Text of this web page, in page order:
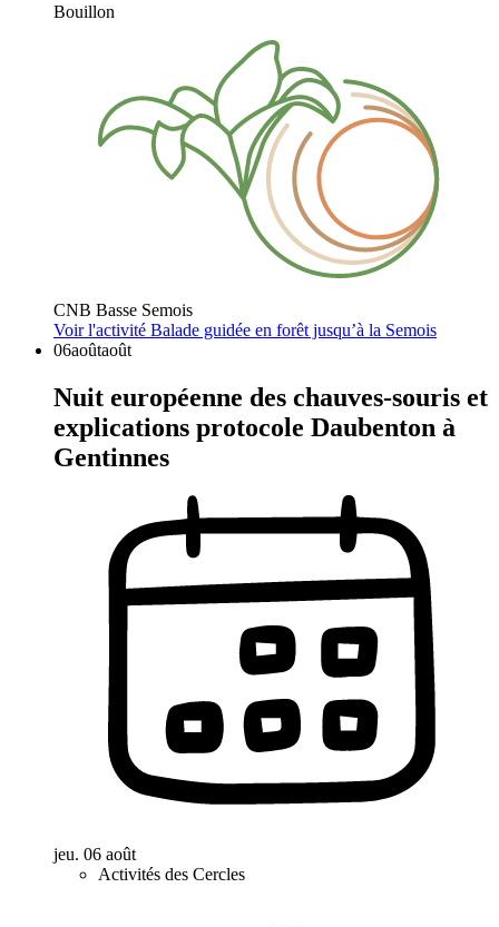
Bouillon
CNB Basse Semois
Voir l'activité Balade guidée en forêt jusqu’à la Semois
06aoûtaoût
Nuit européenne des chauves-souris et
explications protocole Daubenton à
Gentinnes
jeu. 06 août
Activités des Cercles